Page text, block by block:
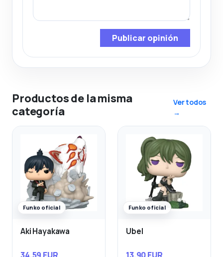
Publicar opinión
Productos de la misma
categoría
Ver todos
→
Funko oficial
Aki Hayakawa
Funko oficial
Ubel